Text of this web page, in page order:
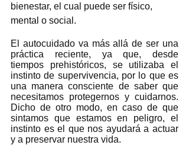
bienestar, el cual puede ser físico,
mental o social.
El autocuidado va más allá de ser una
práctica reciente, ya que, desde
tiempos prehistóricos, se utilizaba el
instinto de supervivencia, por lo que es
una manera consciente de saber que
necesitamos protegernos y cuidarnos.
Dicho de otro modo, en caso de que
sintamos que estamos en peligro, el
instinto es el que nos ayudará a actuar
y a preservar nuestra vida.